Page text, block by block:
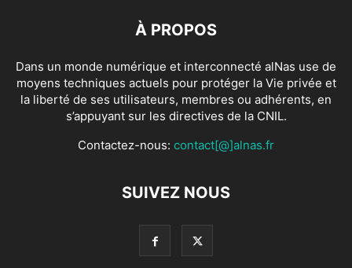
À PROPOS
Dans un monde numérique et interconnecté alNas use de
moyens techniques actuels pour protéger la Vie privée et
la liberté de ses utilisateurs, membres ou adhérents, en
s’appuyant sur les directives de la CNIL.
Contactez-nous: contact[@]alnas.fr
SUIVEZ NOUS